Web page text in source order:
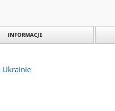
INFORMACJE
Ukrainie